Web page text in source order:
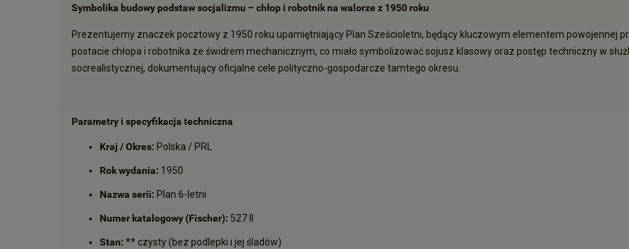
Symbolika budowy podstaw socjalizmu – chłop i robotnik na walorze z 1950 roku
Prezentujemy znaczek pocztowy z 1950 roku upamiętniający Plan Sześcioletni, będący kluczowym elementem powojennej
postacie chłopa i robotnika ze świdrem mechanicznym, co miało symbolizować sojusz klasowy oraz postęp techniczny w
socrealistycznej, dokumentujący oficjalne cele polityczno-gospodarcze tamtego okresu.
Parametry i specyfikacja techniczna
Kraj / Okres: Polska / PRL
Rok wydania: 1950
Nazwa serii: Plan 6-letni
Numer katalogowy (Fischer): 527 II
Stan: ** czysty (bez podlepki i jej śladów)